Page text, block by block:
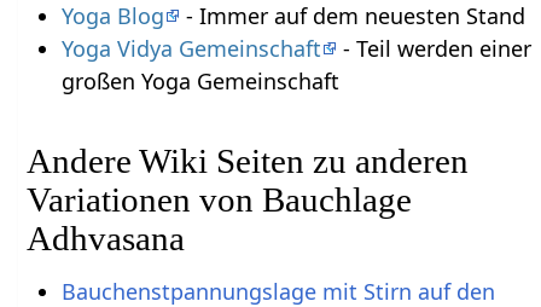
Yoga Blog
- Immer auf dem neuesten Stand
Yoga Vidya Gemeinschaft
- Teil werden einer
großen Yoga Gemeinschaft
Andere Wiki Seiten zu anderen
Variationen von Bauchlage
Adhvasana
Bauchenstpannungslage mit Stirn auf den